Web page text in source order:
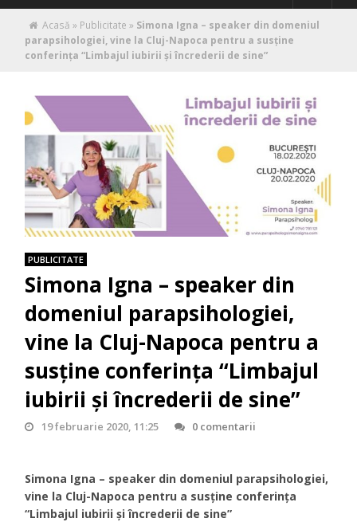
Acasă » Publicitate » Simona Igna – speaker din domeniul
parapsihologiei, vine la Cluj-Napoca pentru a susţine
conferinţa “Limbajul iubirii şi încrederii de sine”
PUBLICITATE
Simona Igna – speaker din
domeniul parapsihologiei,
vine la Cluj-Napoca pentru a
susţine conferinţa “Limbajul
iubirii şi încrederii de sine”
19 februarie 2020, 11:25 0 comentarii
Simona Igna – speaker din domeniul parapsihologiei,
vine la Cluj-Napoca pentru a susţine conferinţa
“Limbajul iubirii şi încrederii de sine”